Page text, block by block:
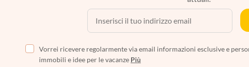
Vorrei ricevere regolarmente via email informazioni esclusive e
immobili e idee per le vacanze Più